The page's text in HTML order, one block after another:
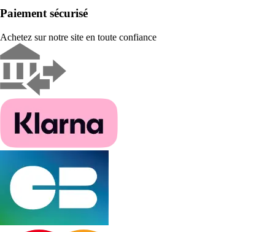
Paiement sécurisé
Achetez sur notre site en toute confiance